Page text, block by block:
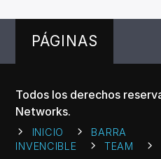
PÁGINAS
Todos los derechos
Networks.
INICIO
BARRA
INVENCIBLE
TEAM